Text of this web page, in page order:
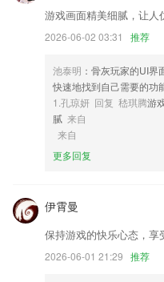
2,想要预约的专家，在这里患者
3,实用性极强的通讯录备份软件
5,支持导出所有将我删除的好友
6,可以在平台上咨询专家，帮
pg娱乐电子游戏软件优势
1.掌握最智能的学习方法，名师
2.·自由在线去进行学习，没有任
3.·鼓励分享见解、体验和对未来
4.课程兼具有趣和有效两大特色：
游戏画面精美细腻，让人
2026-06-02 03:31 推荐
池泰明 ：骨灰玩家的UI
快速地找到自己需要的功
1.孔琼妍 回复 嵇琪腾游
腻 来自
来自
更多回复
伊霄曼
保持游戏的快乐心态，享
2026-06-01 21:29 推荐